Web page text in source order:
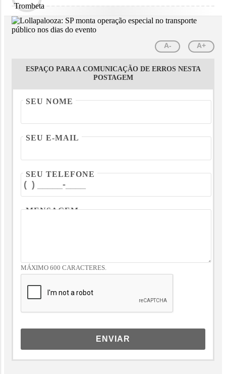
A- A+
ESPAÇO PARA A COMUNICAÇÃO DE ERROS NESTA
POSTAGEM
SEU NOME
SEU E-MAIL
SEU TELEFONE
MENSAGEM
MÁXIMO 600 CARACTERES.
ENVIAR